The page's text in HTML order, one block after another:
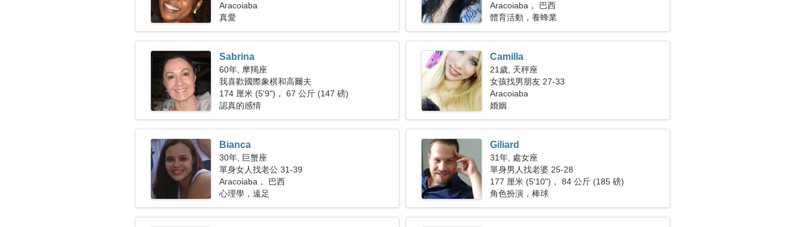
Aracoiaba
真愛
Aracoiaba， 巴西
體育活動，養蜂業
Sabrina
60年, 摩羯座
我喜歡國際象棋和高爾夫
174 厘米 (5'9")， 67 公斤 (147 磅)
認真的感情
Camilla
21歲, 天秤座
女孩找男朋友 27-33
Aracoiaba
婚姻
Bianca
30年, 巨蟹座
單身女人找老公 31-39
Aracoiaba， 巴西
心理學，遠足
Giliard
31年, 處女座
單身男人找老婆 25-28
177 厘米 (5'10")， 84 公斤 (185 磅)
角色扮演，棒球